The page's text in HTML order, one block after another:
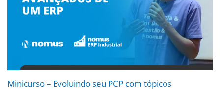
Minicurso – Evoluindo seu PCP com tópicos